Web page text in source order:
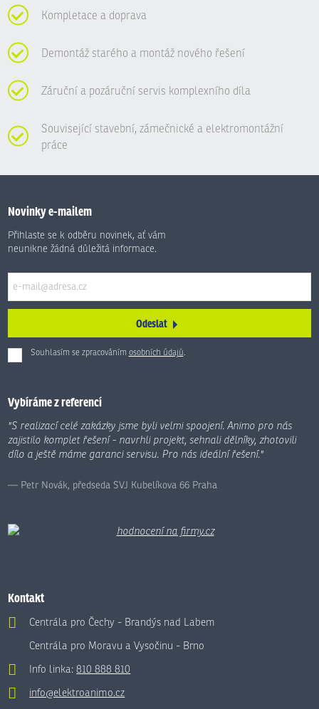
Kompletace a doprava
Demontáž starého a montáž nového řešení
Záruční a pozáruční servis komplexního díla
Související stavební, zámečnické a elektromontážní
práce
Novinky e-mailem
Přihlaste se k odběru novinek, ať vám
neunikne žádná důležitá informace.
Odeslat
Souhlasím se zpracováním osobních údajů.
Formulář
nepodařilo
odeslat.
Vybíráme z referencí
"S realizací celé zakázky jsme byli velmi spoojení. Animo pro nás
zajistilo komplet řešení - navrhli projekt, sehnali dělníky, zhotovili
dílo a ještě máme garanci servisu. Pro nás ideální řešení."
Petr Novák, předseda SVJ Kubelíkova 66 Praha
Kontakt
Centrála pro Čechy - Brandýs nad Labem
Centrála pro Moravu a Vysočinu - Brno
Info linka:810 888 810
info@elektroanimo.cz